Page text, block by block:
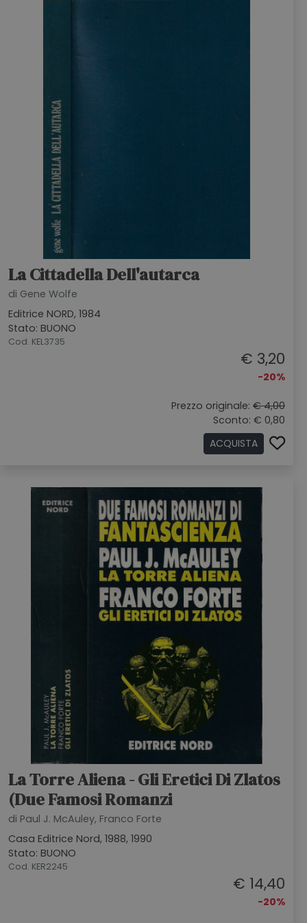
La Cittadella Dell'autarca
di Gene Wolfe
Editrice NORD, 1984
Stato: BUONO
Cod. KEL3735
€ 3,20
-20%
Prezzo originale: € 4,00
Sconto: € 0,80
ACQUISTA
La Torre Aliena - Gli Eretici Di Zlatos
(Due Famosi Romanzi
di Paul J. McAuley, Franco Forte
Casa Editrice Nord, 1988, 1990
Stato: BUONO
Cod. KER2245
€ 14,40
-20%